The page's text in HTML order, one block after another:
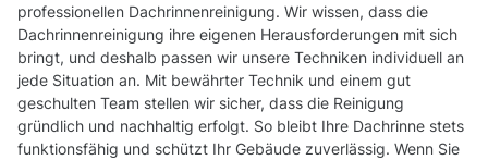
professionellen Dachrinnenreinigung. Wir wissen, dass die
Dachrinnenreinigung ihre eigenen Herausforderungen mit sich
bringt, und deshalb passen wir unsere Techniken individuell an
jede Situation an. Mit bewährter Technik und einem gut
geschulten Team stellen wir sicher, dass die Reinigung
gründlich und nachhaltig erfolgt. So bleibt Ihre Dachrinne stets
funktionsfähig und schützt Ihr Gebäude zuverlässig. Wenn Sie